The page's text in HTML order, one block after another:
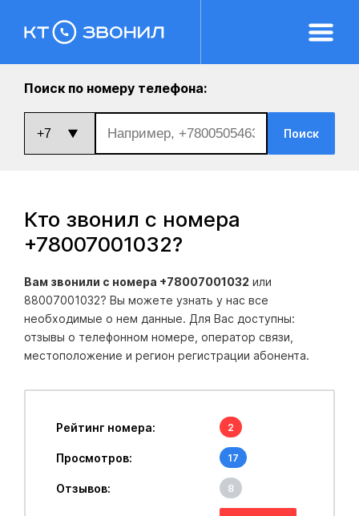
Поиск по номеру телефона:
Поиск
Кто звонил с номера
+78007001032?
Вам звонили с номера +78007001032 или
88007001032? Вы можете узнать у нас все
необходимые о нем данные. Для Вас доступны:
отзывы о телефонном номере, оператор связи,
местоположение и регион регистрации абонента.
Рейтинг номера: 2
Просмотров: 17
Отзывов: 8